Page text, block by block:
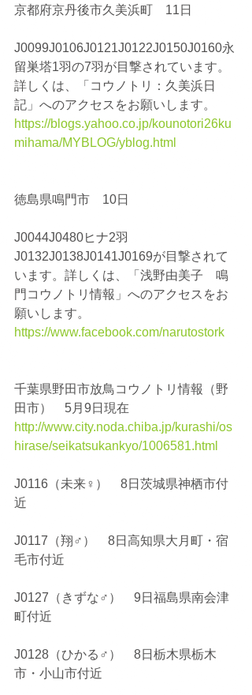
京都府京丹後市久美浜町　11日
J0099J0106J0121J0122J0150J0160永
留巣塔1羽の7羽が目撃されています。
詳しくは、「コウノトリ：久美浜日
記」へのアクセスをお願いします。
https://blogs.yahoo.co.jp/kounotori26ku
mihama/MYBLOG/yblog.html
徳島県鳴門市　10日
J0044J0480ヒナ2羽
J0132J0138J0141J0169が目撃されて
います。詳しくは、「浅野由美子　鳴
門コウノトリ情報」へのアクセスをお
願いします。
https://www.facebook.com/narutostork
千葉県野田市放鳥コウノトリ情報（野
田市）　5月9日現在
http://www.city.noda.chiba.jp/kurashi/os
hirase/seikatsukankyo/1006581.html
J0116（未来♀）　8日茨城県神栖市付
近
J0117（翔♂）　8日高知県大月町・宿
毛市付近
J0127（きずな♂）　9日福島県南会津
町付近
J0128（ひかる♂）　8日栃木県栃木
市・小山市付近